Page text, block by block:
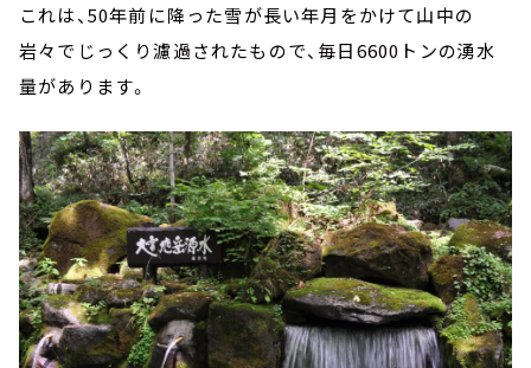
これは、50年前に降った雪が長い年月をかけて山中の
岩々でじっくり濾過されたもので、毎日6600トンの湧水
量があります。